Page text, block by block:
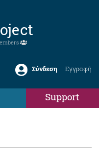
Σύνδεση Εγγραφή
Support